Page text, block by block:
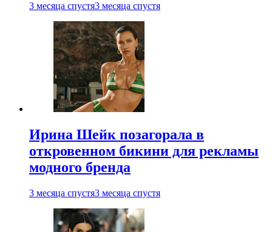
3 месяца спустя3 месяца спустя
Ирина Шейк позагорала в
откровенном бикини для рекламы
модного бренда
3 месяца спустя3 месяца спустя